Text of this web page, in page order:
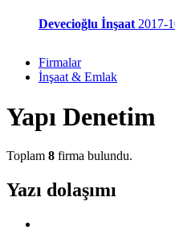
Devecioğlu İnşaat 2017-
Firmalar
İnşaat & Emlak
Yapı Denetim
Toplam 8 firma bulundu.
Yazı dolaşımı